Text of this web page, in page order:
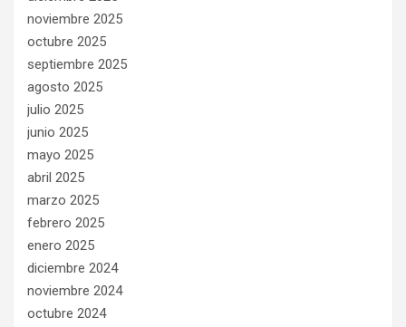
noviembre 2025
octubre 2025
septiembre 2025
agosto 2025
julio 2025
junio 2025
mayo 2025
abril 2025
marzo 2025
febrero 2025
enero 2025
diciembre 2024
noviembre 2024
octubre 2024